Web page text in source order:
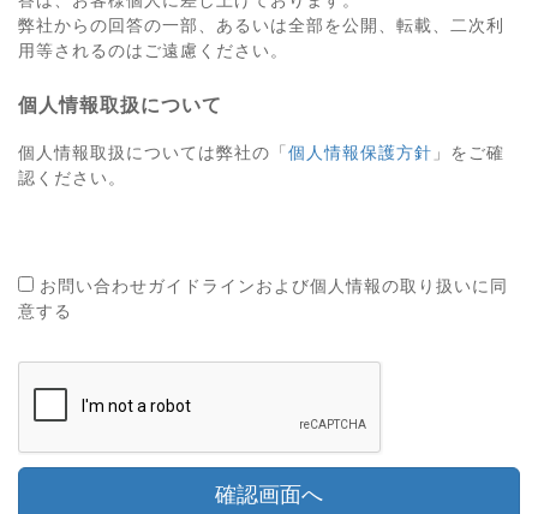
弊社からの回答の一部、あるいは全部を公開、転載、二次利
用等されるのはご遠慮ください。
個人情報取扱について
個人情報取扱については弊社の「個人情報保護方針 」をご確
認ください。
お問い合わせガイドラインおよび個人情報の取り扱いに同
意する
確認画面へ